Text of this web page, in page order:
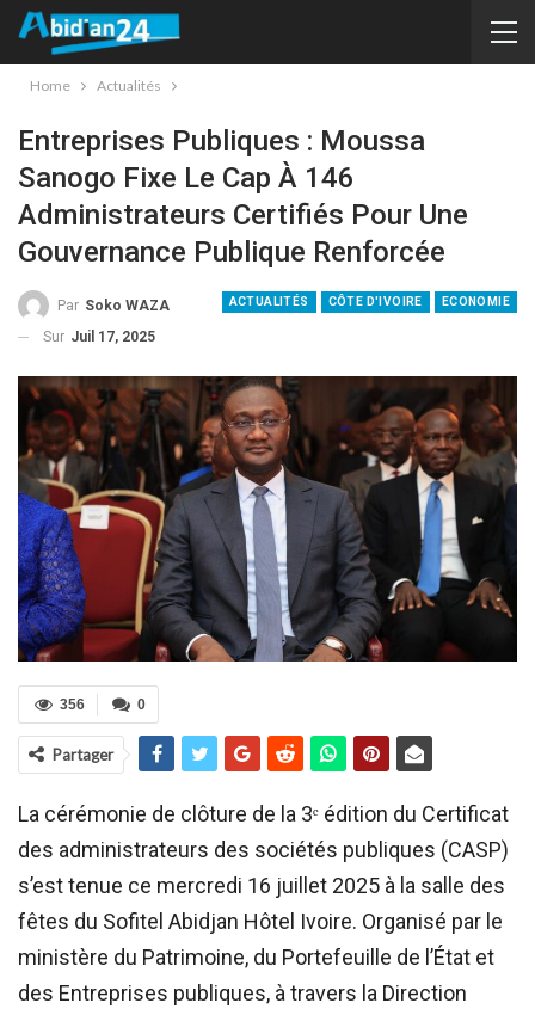
Home Actualités
Entreprises Publiques : Moussa
Sanogo Fixe Le Cap À 146
Administrateurs Certifiés Pour Une
Gouvernance Publique Renforcée
ACTUALITÉS CÔTE D'IVOIRE ECONOMIE
Par Soko WAZA
Sur Juil 17, 2025
0
356
Partager
La cérémonie de clôture de la 3ᵉ édition du Certificat
des administrateurs des sociétés publiques (CASP)
s’est tenue ce mercredi 16 juillet 2025 à la salle des
fêtes du Sofitel Abidjan Hôtel Ivoire. Organisé par le
ministère du Patrimoine, du Portefeuille de l’État et
des Entreprises publiques, à travers la Direction